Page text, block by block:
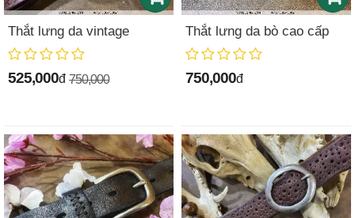
Thắt lưng da vintage
525,000đ 750,000
Thắt lưng da bò cao cấp
750,000đ